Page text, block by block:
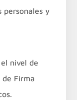
personales y
nivel de
de Firma